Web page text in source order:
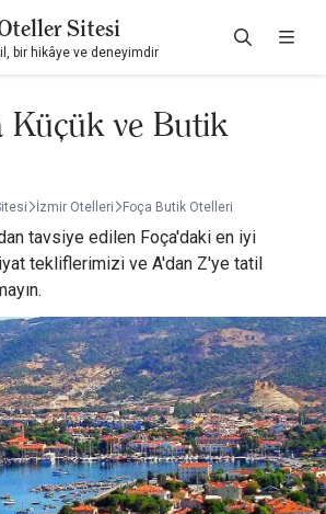
Sitesi
bir hikâye ve deneyimdir
Küçük ve Butik
İzmir Otelleri Foça Butik Otelleri
tavsiye edilen Foça'daki en iyi
tekliflerimizi ve A'dan Z'ye tatil